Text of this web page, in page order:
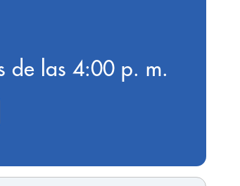
de las 4:00 p. m.